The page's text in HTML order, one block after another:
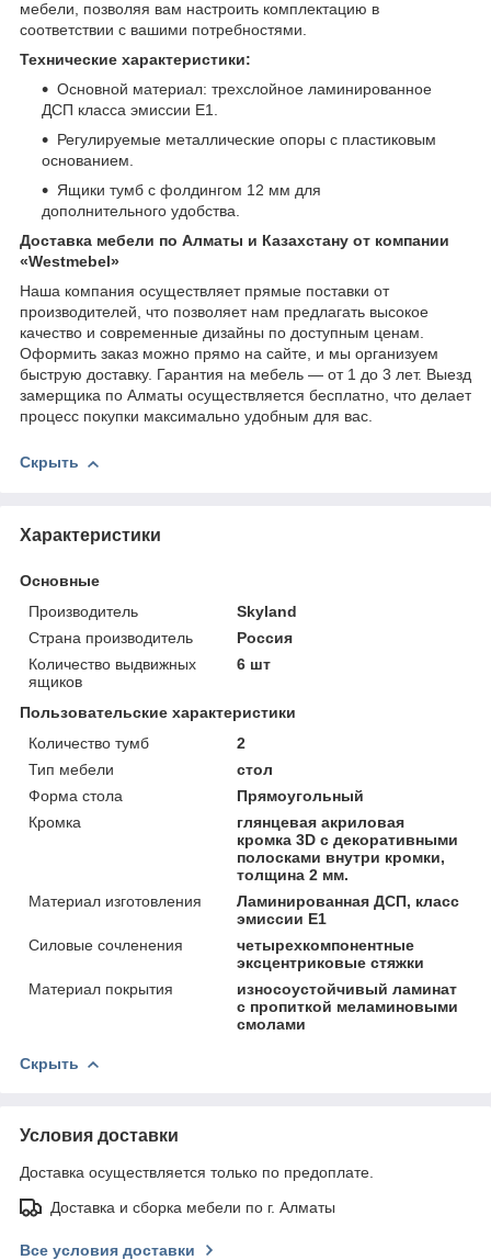
мебели, позволяя вам настроить комплектацию в
соответствии с вашими потребностями.
Технические характеристики:
Основной материал: трехслойное ламинированное
ДСП класса эмиссии Е1.
Регулируемые металлические опоры с пластиковым
основанием.
Ящики тумб с фолдингом 12 мм для
дополнительного удобства.
Доставка мебели по Алматы и Казахстану от компании
«Westmebel»
Наша компания осуществляет прямые поставки от
производителей, что позволяет нам предлагать высокое
качество и современные дизайны по доступным ценам.
Оформить заказ можно прямо на сайте, и мы организуем
быструю доставку. Гарантия на мебель — от 1 до 3 лет. Выезд
замерщика по Алматы осуществляется бесплатно, что делает
процесс покупки максимально удобным для вас.
Скрыть
Характеристики
Основные
Производитель
Skyland
Страна производитель
Россия
Количество выдвижных
ящиков
6 шт
Пользовательские характеристики
Количество тумб
2
Тип мебели
стол
Форма стола
Прямоугольный
Кромка
глянцевая акриловая
кромка 3D с декоративными
полосками внутри кромки,
толщина 2 мм.
Материал изготовления
Ламинированная ДСП, класс
эмиссии Е1
Силовые сочленения
четырехкомпонентные
эксцентриковые стяжки
Материал покрытия
износоустойчивый ламинат
с пропиткой меламиновыми
смолами
Скрыть
Условия доставки
Доставка осуществляется только по предоплате.
Доставка и сборка мебели по г. Алматы
Все условия доставки